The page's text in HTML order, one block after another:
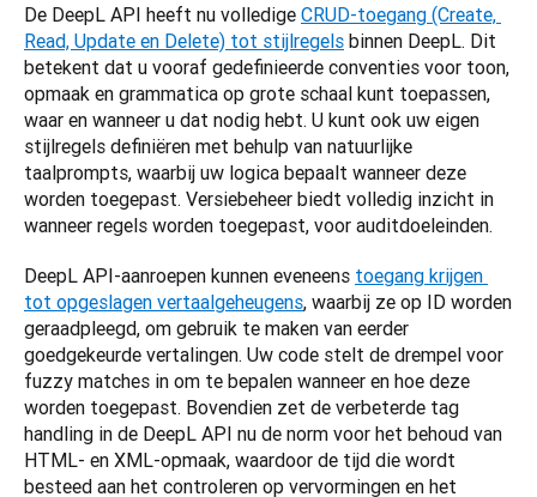
De DeepL API heeft nu volledige CRUD-toegang (Create,
Read, Update en Delete) tot stijlregels binnen DeepL. Dit
betekent dat u vooraf gedefinieerde conventies voor toon,
opmaak en grammatica op grote schaal kunt toepassen,
waar en wanneer u dat nodig hebt. U kunt ook uw eigen
stijlregels definiëren met behulp van natuurlijke
taalprompts, waarbij uw logica bepaalt wanneer deze
worden toegepast. Versiebeheer biedt volledig inzicht in
wanneer regels worden toegepast, voor auditdoeleinden.
DeepL API-aanroepen kunnen eveneens toegang krijgen
tot opgeslagen vertaalgeheugens, waarbij ze op ID worden
geraadpleegd, om gebruik te maken van eerder
goedgekeurde vertalingen. Uw code stelt de drempel voor
fuzzy matches in om te bepalen wanneer en hoe deze
worden toegepast. Bovendien zet de verbeterde tag
handling in de DeepL API nu de norm voor het behoud van
HTML- en XML-opmaak, waardoor de tijd die wordt
besteed aan het controleren op vervormingen en het